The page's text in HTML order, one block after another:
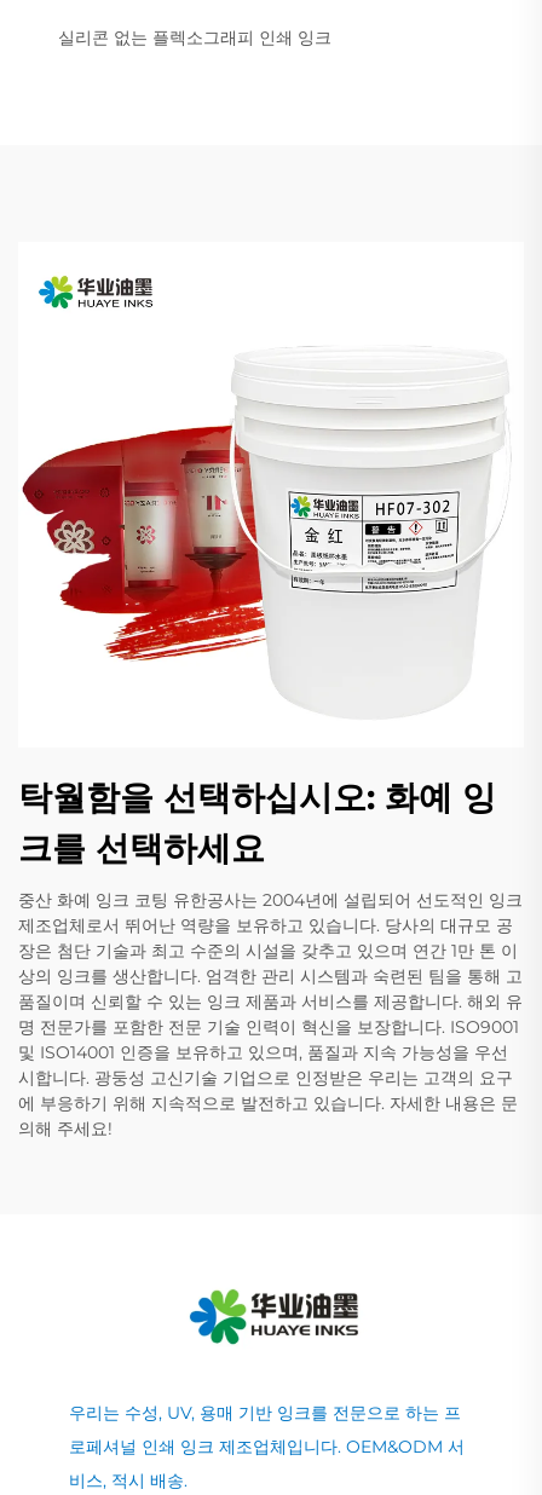
실리콘 없는 플렉소그래피 인쇄 잉크
탁월함을 선택하십시오: 화예 잉
크를 선택하세요
중산 화예 잉크 코팅 유한공사는 2004년에 설립되어 선도적인 잉크
제조업체로서 뛰어난 역량을 보유하고 있습니다. 당사의 대규모 공
장은 첨단 기술과 최고 수준의 시설을 갖추고 있으며 연간 1만 톤 이
상의 잉크를 생산합니다. 엄격한 관리 시스템과 숙련된 팀을 통해 고
품질이며 신뢰할 수 있는 잉크 제품과 서비스를 제공합니다. 해외 유
명 전문가를 포함한 전문 기술 인력이 혁신을 보장합니다. ISO9001
및 ISO14001 인증을 보유하고 있으며, 품질과 지속 가능성을 우선
시합니다. 광둥성 고신기술 기업으로 인정받은 우리는 고객의 요구
에 부응하기 위해 지속적으로 발전하고 있습니다. 자세한 내용은 문
의해 주세요!
우리는 수성, UV, 용매 기반 잉크를 전문으로 하는 프
로페셔널 인쇄 잉크 제조업체입니다. OEM&ODM 서
비스, 적시 배송.